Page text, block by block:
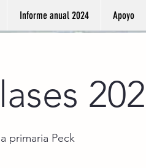
Informe anual 2024 Apoyo
primaria Peck